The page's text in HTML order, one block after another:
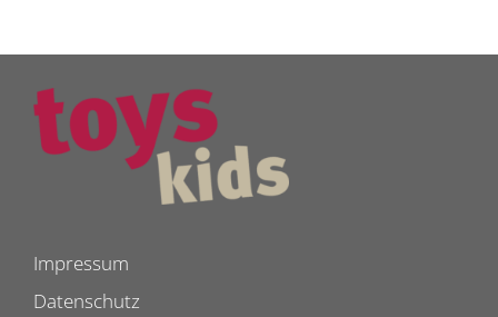
Impressum
Datenschutz